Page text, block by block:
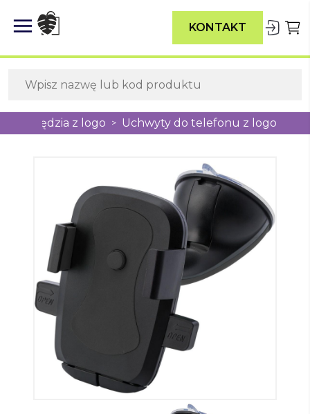
KONTAKT
Narzędzia z logo > Uchwyty do telefonu z logo